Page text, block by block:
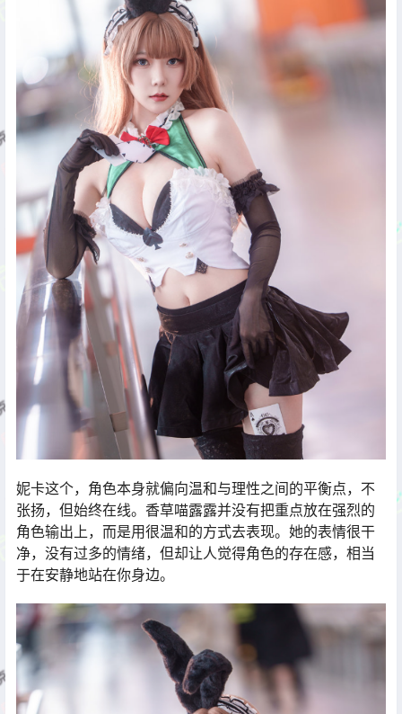
妮卡这个，角色本身就偏向温和与理性之间的平衡点，不
张扬，但始终在线。香草喵露露并没有把重点放在强烈的
角色输出上，而是用很温和的方式去表现。她的表情很干
净，没有过多的情绪，但却让人觉得角色的存在感，相当
于在安静地站在你身边。